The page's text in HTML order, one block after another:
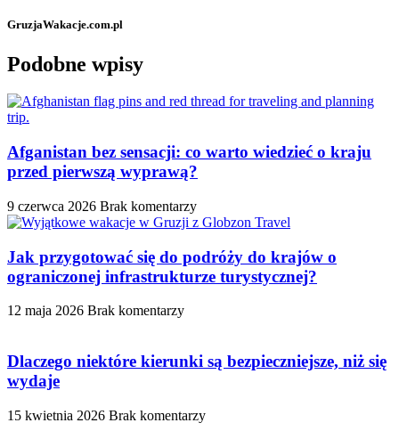
GruzjaWakacje.com.pl
Podobne wpisy
Afganistan bez sensacji: co warto wiedzieć o kraju
przed pierwszą wyprawą?
9 czerwca 2026 Brak komentarzy
Jak przygotować się do podróży do krajów o
ograniczonej infrastrukturze turystycznej?
12 maja 2026 Brak komentarzy
Dlaczego niektóre kierunki są bezpieczniejsze, niż się
wydaje
15 kwietnia 2026 Brak komentarzy